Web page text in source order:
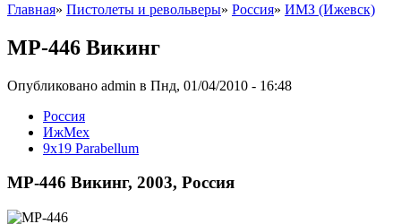
Главная» Пистолеты и револьверы» Россия» ИМЗ (Ижевск)
МР-446 Викинг
Опубликовано admin в Пнд, 01/04/2010 - 16:48
Росcия
ИжМех
9x19 Parabellum
МР-446 Викинг, 2003, Россия